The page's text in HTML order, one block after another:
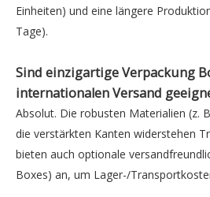
Einheiten) und eine längere
Tage).
Sind einzigartige Verpackung
internationalen Versand
Absolut. Die robusten Materialien (z.
die verstärkten Kanten widerstehen
bieten auch optionale
Boxes) an, um Lager-/